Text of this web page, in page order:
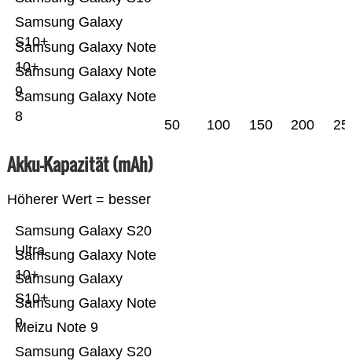
Samsung Galaxy Note
8
Samsung Galaxy Note
9
Samsung Galaxy Note
10+
Samsung Galaxy
S10+
50 100 150 200
Akku-Kapazität (mAh)
Höherer Wert = besser
Samsung Galaxy S20
Meizu Note 9
Samsung Galaxy Note
9
Samsung Galaxy
S10+
Samsung Galaxy Note
10+
Samsung Galaxy S20
Ultra